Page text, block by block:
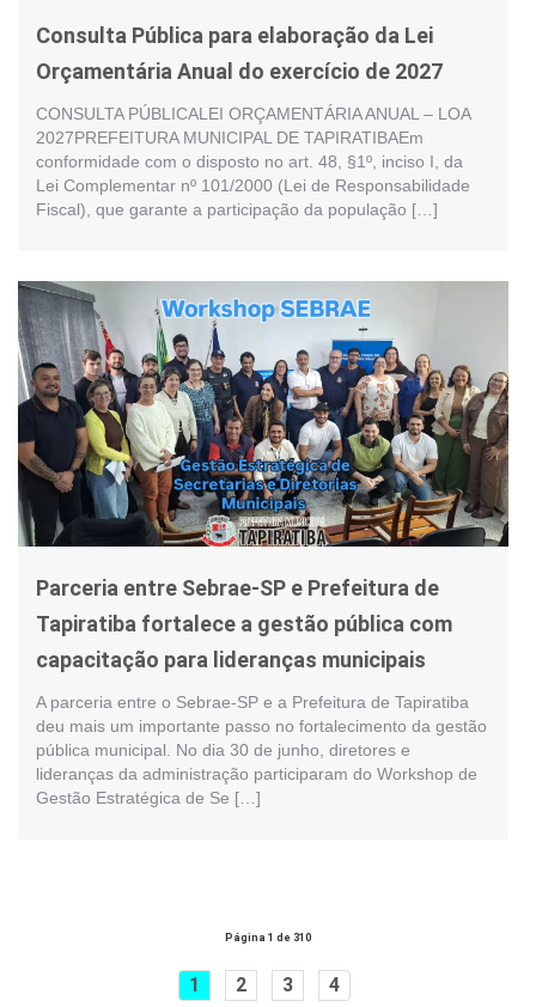
Consulta Pública para elaboração da Lei
Orçamentária Anual do exercício de 2027
CONSULTA PÚBLICALEI ORÇAMENTÁRIA ANUAL – LOA
2027PREFEITURA MUNICIPAL DE TAPIRATIBAEm
conformidade com o disposto no art. 48, §1º, inciso I, da
Lei Complementar nº 101/2000 (Lei de Responsabilidade
Fiscal), que garante a participação da população […]
Parceria entre Sebrae-SP e Prefeitura de
Tapiratiba fortalece a gestão pública com
capacitação para lideranças municipais
A parceria entre o Sebrae-SP e a Prefeitura de Tapiratiba
deu mais um importante passo no fortalecimento da gestão
pública municipal. No dia 30 de junho, diretores e
lideranças da administração participaram do Workshop de
Gestão Estratégica de Se […]
Página 1 de 310
1 2 3 4